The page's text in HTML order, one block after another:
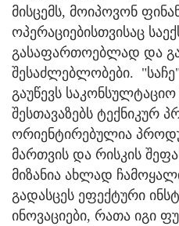
მისცემს, მოიპოვონ
ოპერაციებისთვისაც
გასაფართოებლად და
შესაძლებლობები.
გაუწევს
შესთავაზებს ტექნიკურ
ორიენტირებულია
მართვის და რისკის
მიზანია ახლად
გადასცეს ეფექტური
ინოვაციები, რათა იგი